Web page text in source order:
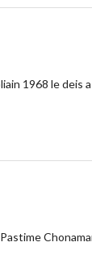
1968 le deis